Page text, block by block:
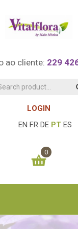
ao cliente: 229
LOGIN
EN FR DE PT ES
0
items in your shopping